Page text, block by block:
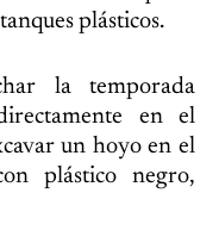
plásticos.
la temporada
en el
un hoyo en el
plástico negro,